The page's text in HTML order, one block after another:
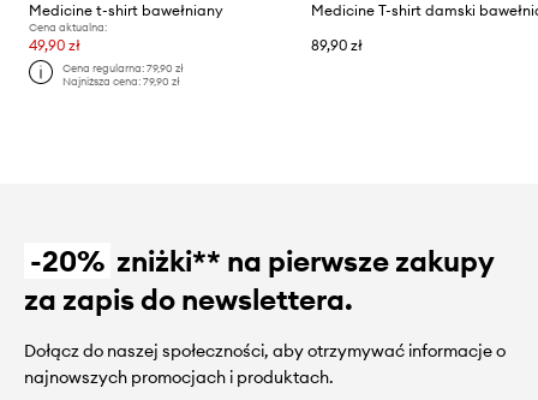
Medicine t-shirt bawełniany
Cena aktualna:
49,90 zł
Cena regularna:79,90 zł
Najniższa cena:79,90 zł
Medicine T-shirt damski
89,90 zł
-20% zniżki** na pierwsze zakupy
za zapis do newslettera.
Dołącz do naszej społeczności, aby otrzymywać informacje o
najnowszych promocjach i produktach.